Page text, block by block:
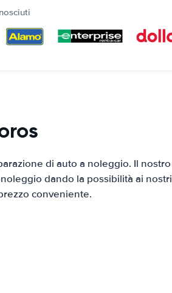
di auto a noleggio. Il nostro
dando la possibilità ai nostri
conveniente.